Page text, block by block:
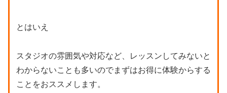
とはいえ
スタジオの雰囲気や対応など、レッスンしてみないと
わからないことも多いのでまずはお得に体験からする
ことをおススメします。